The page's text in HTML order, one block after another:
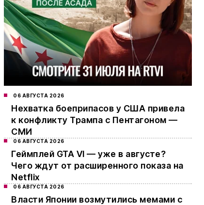
06 АВГУСТА 2026
Нехватка боеприпасов у США привела
к конфликту Трампа с Пентагоном —
СМИ
06 АВГУСТА 2026
Геймплей GTA VI — уже в августе?
Чего ждут от расширенного показа на
Netflix
06 АВГУСТА 2026
Власти Японии возмутились мемами с